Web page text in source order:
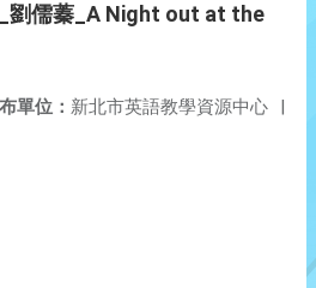
劉儒蓁_A Night out at the
單位： 新北市英語教學資源中心 |